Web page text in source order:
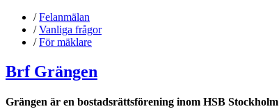
/Felanmälan
/Vanliga frågor
/För mäklare
Brf Grängen
Grängen är en bostadsrättsförening inom HSB Stockholm